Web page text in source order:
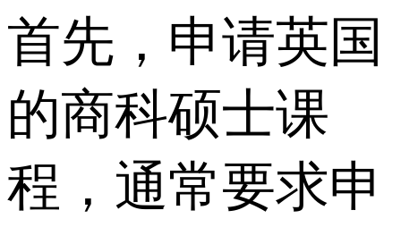
首先，申请英国
的商科硕士课
程，通常要求申